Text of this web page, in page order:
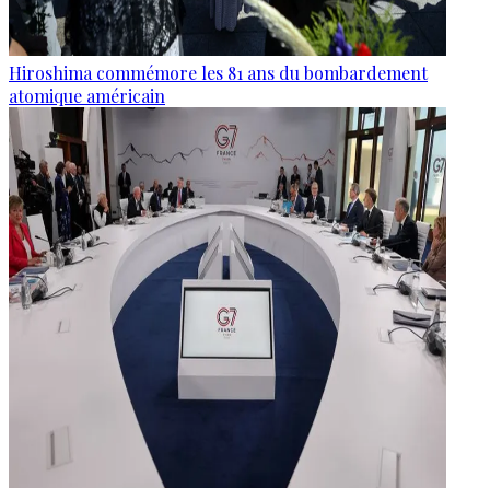
Hiroshima commémore les 81 ans du bombardement
atomique américain